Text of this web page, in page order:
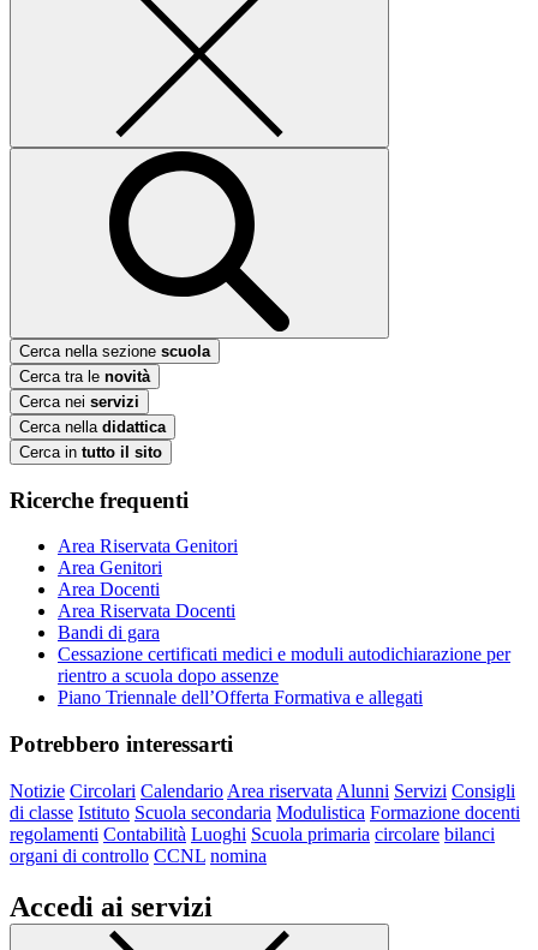
Cerca nella sezione scuola
Cerca tra le novità
Cerca nei servizi
Cerca nella didattica
Cerca in tutto il sito
Ricerche frequenti
Area Riservata Genitori
Area Genitori
Area Docenti
Area Riservata Docenti
Bandi di gara
Cessazione certificati medici e moduli autodichiarazione per
rientro a scuola dopo assenze
Piano Triennale dell’Offerta Formativa e allegati
Potrebbero interessarti
Notizie Circolari Calendario Area riservata Alunni Servizi Consigli
di classe Istituto Scuola secondaria Modulistica Formazione docenti
regolamenti Contabilità Luoghi Scuola primaria circolare bilanci
organi di controllo CCNL nomina
Accedi ai servizi